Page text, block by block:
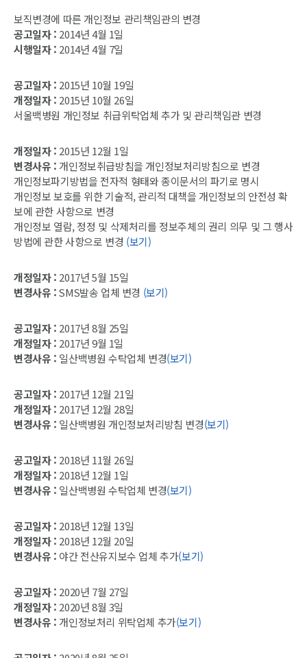
보직변경에 따른 개인정보 관리책임관의 변경
공고일자 : 2014년 4월 1일
시행일자 : 2014년 4월 7일
공고일자 : 2015년 10월 19일
개정일자 : 2015년 10월 26일
서울백병원 개인정보 취급위탁업체 추가 및 관리책임관 변경
개정일자 : 2015년 12월 1일
변경사유 : 개인정보취급방침을 개인정보처리방침으로 변경
개인정보파기방법을 전자적 형태와 종이문서의 파기로 명시
개인정보 보호를 위한 기술적, 관리적 대책을 개인정보의 안전성 확
보에 관한 사항으로 변경
개인정보 열람, 정정 및 삭제처리를 정보주체의 권리 의무 및 그 행사
방법에 관한 사항으로 변경 (보기)
개정일자 : 2017년 5월 15일
변경사유 :SMS발송 업체 변경 (보기)
공고일자 : 2017년 8월 25일
개정일자 : 2017년 9월 1일
변경사유 : 일산백병원 수탁업체 변경(보기)
공고일자 : 2017년 12월 21일
개정일자 : 2017년 12월 28일
변경사유 : 일산백병원 개인정보처리방침 변경(보기)
공고일자 : 2018년 11월 26일
개정일자 : 2018년 12월 1일
변경사유 : 일산백병원 수탁업체 변경(보기)
공고일자 : 2018년 12월 13일
개정일자 : 2018년 12월 20일
변경사유 : 야간 전산유지보수 업체 추가(보기)
공고일자 : 2020년 7월 27일
개정일자 : 2020년 8월 3일
변경사유 : 개인정보처리 위탁업체 추가(보기)